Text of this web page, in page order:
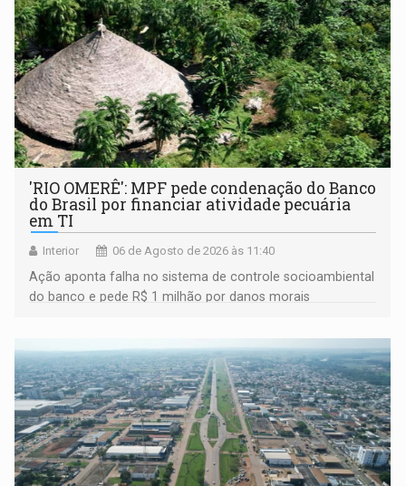
'RIO OMERÊ': MPF pede condenação do Banco
do Brasil por financiar atividade pecuária
em TI
Interior 06 de Agosto de 2026 às 11:40
Ação aponta falha no sistema de controle socioambiental
do banco e pede R$ 1 milhão por danos morais